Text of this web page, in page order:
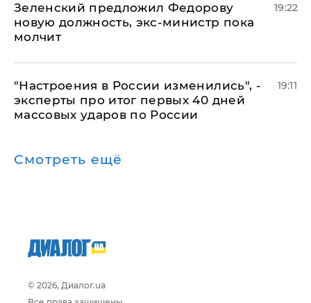
Зеленский предложил Федорову
новую должность, экс-министр пока
молчит
19:22
"Настроения в России изменились", -
эксперты про итог первых 40 дней
массовых ударов по России
19:11
Смотреть ещё
© 2026, Диалог.ua